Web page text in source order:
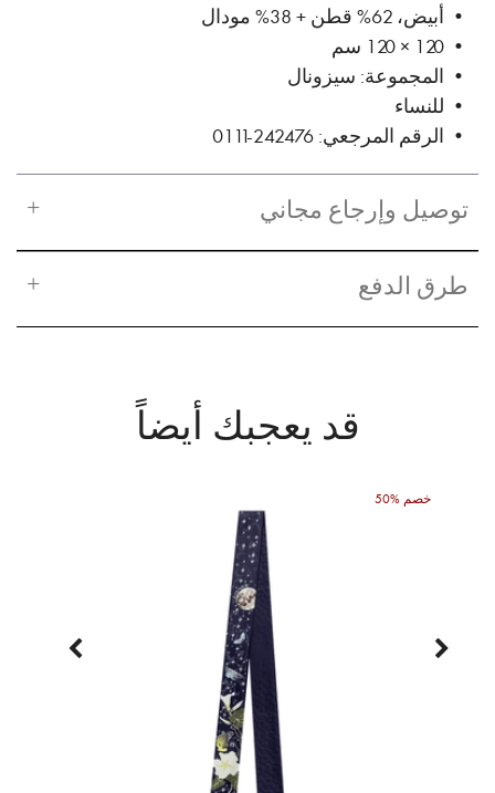
• أبيض، 62% قطن + 38% مودال
• 120 × 120 سم
• المجموعة: سيزونال
• للنساء
• الرقم المرجعي: 242476-0111
توصيل وإرجاع مجاني
طرق الدفع
قد يعجبك أيضاً
50% خصم